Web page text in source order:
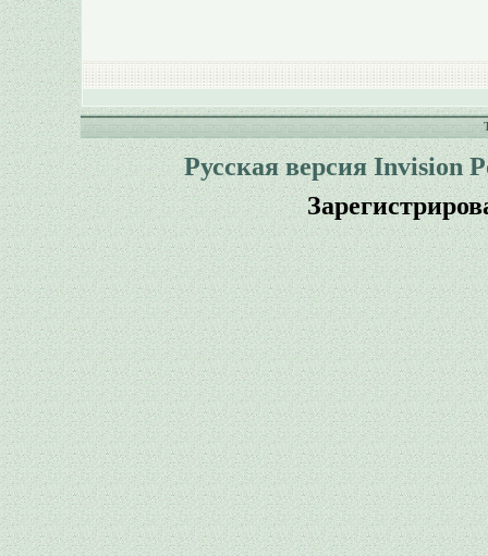
Русская версия Invision